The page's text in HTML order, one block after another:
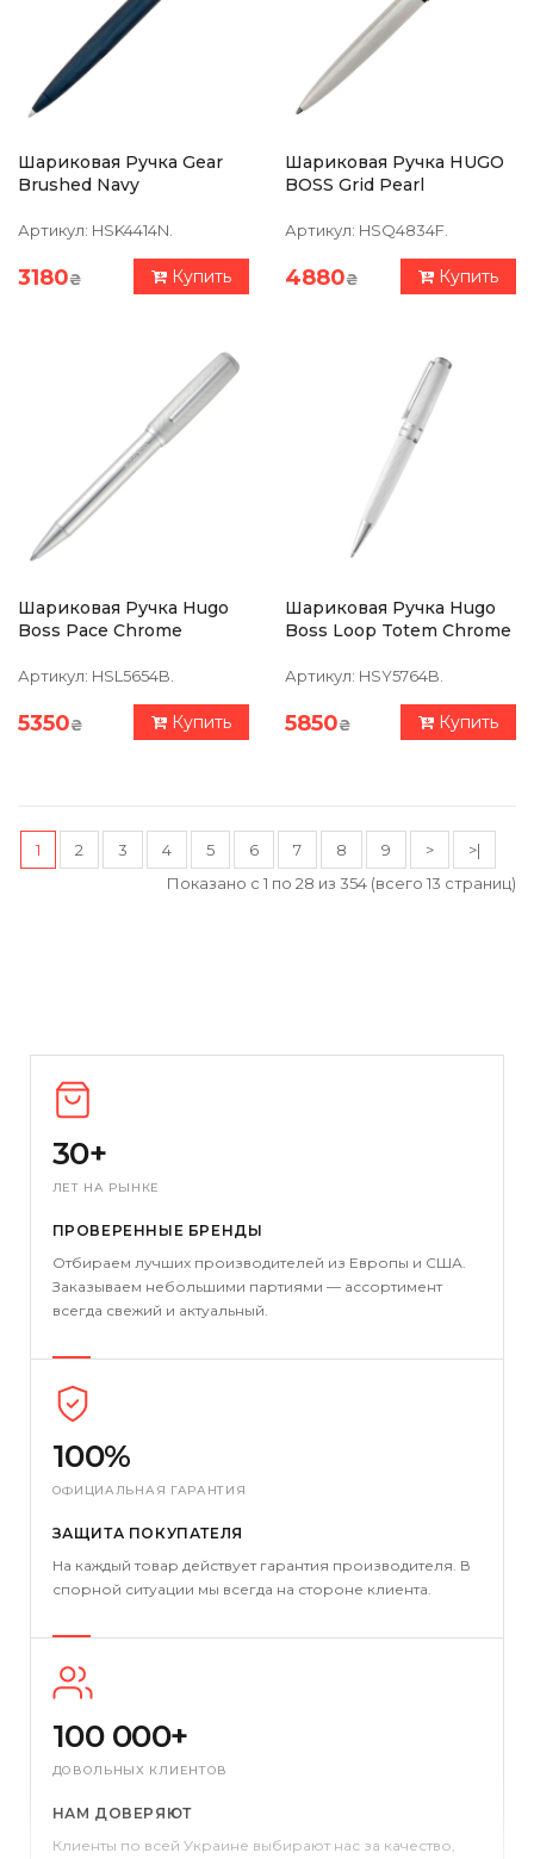
Шариковая Ручка Gear
Brushed Navy
Артикул: HSK4414N.
3180₴ Купить
Шариковая Ручка HUGO
BOSS Grid Pearl
Артикул: HSQ4834F.
4880₴ Купить
Шариковая Ручка Hugo
Boss Pace Chrome
Артикул: HSL5654B.
5350₴ Купить
Шариковая Ручка Hugo
Boss Loop Totem Chrome
Артикул: HSY5764B.
5850₴ Купить
1 2 3 4 5 6 7 8 9 >
>|
Показано с 1 по 28 из 354 (всего 13 страниц)
30+
ЛЕТ НА РЫНКЕ
ПРОВЕРЕННЫЕ БРЕНДЫ
Отбираем лучших производителей из Европы и США.
Заказываем небольшими партиями — ассортимент
всегда свежий и актуальный.
100%
ОФИЦИАЛЬНАЯ ГАРАНТИЯ
ЗАЩИТА ПОКУПАТЕЛЯ
На каждый товар действует гарантия производителя. В
спорной ситуации мы всегда на стороне клиента.
100 000+
ДОВОЛЬНЫХ КЛИЕНТОВ
НАМ ДОВЕРЯЮТ
Клиенты по всей Украине выбирают нас за качество,